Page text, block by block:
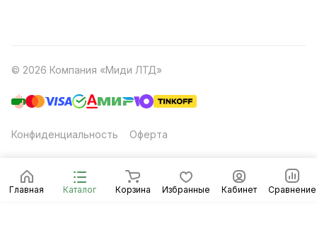
Главная Каталог Корзина Избранные Кабинет Сравнение
© 2026 Компания «Миди ЛТД»
Конфиденциальность Оферта